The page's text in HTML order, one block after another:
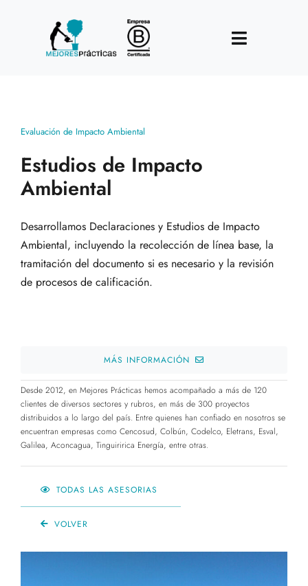
Toggle
Nosotros
Hacemos
Trabaja en MP
Contacto
Evaluación de Impacto Ambiental
Estudios de Impacto
Ambiental
Desarrollamos Declaraciones y Estudios de Impacto
Ambiental, incluyendo la recolección de línea base, la
tramitación del documento si es necesario y la revisión
de procesos de calificación.
MÁS INFORMACIÓN
Desde 2012, en Mejores Prácticas hemos acompañado a más de 120
clientes de diversos sectores y rubros, en más de 300 proyectos
distribuidos a lo largo del país. Entre quienes han confiado en nosotros se
encuentran empresas como Cencosud, Colbún, Codelco, Eletrans, Esval,
Galilea, Aconcagua, Tinguiririca Energía, entre otras.
TODAS LAS ASESORIAS
VOLVER